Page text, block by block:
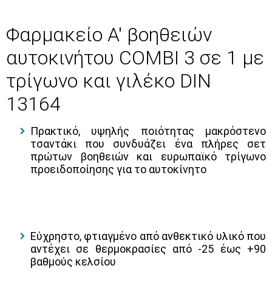
Φαρμακείο Α' βοηθειών
αυτοκινήτου COMBI 3 σε 1 με
τρίγωνο και γιλέκο DIN
13164
Πρακτικό, υψηλής ποιότητας μακρόστενο
τσαντάκι που συνδυάζει ένα πλήρες σετ
πρώτων βοηθειών και ευρωπαϊκό τρίγωνο
προειδοποίησης για το αυτοκίνητο
Εύχρηστο, φτιαγμένο από ανθεκτικό υλικό που
αντέχει σε θερμοκρασίες από -25 έως +90
βαθμούς κελσίου